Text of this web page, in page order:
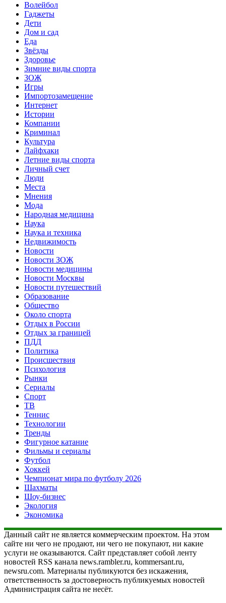
Волейбол
Гаджеты
Дети
Дом и сад
Еда
Звёзды
Здоровье
Зимние виды спорта
ЗОЖ
Игры
Импортозамещение
Интернет
Истории
Компании
Криминал
Культура
Лайфхаки
Летние виды спорта
Личный счет
Люди
Места
Мнения
Мода
Народная медицина
Наука
Наука и техника
Недвижимость
Новости
Новости ЗОЖ
Новости медицины
Новости Москвы
Новости путешествий
Образование
Общество
Около спорта
Отдых в России
Отдых за границей
ПДД
Политика
Происшествия
Психология
Рынки
Сериалы
Спорт
ТВ
Теннис
Технологии
Тренды
Фигурное катание
Фильмы и сериалы
Футбол
Хоккей
Чемпионат мира по футболу 2026
Шахматы
Шоу-бизнес
Экология
Экономика
Данный сайт не является коммерческим проектом. На этом
сайте ни чего не продают, ни чего не покупают, ни какие
услуги не оказываются. Сайт представляет собой ленту
новостей RSS канала news.rambler.ru, kommersant.ru,
newsru.com. Материалы публикуются без искажения,
ответственность за достоверность публикуемых новостей
Администрация сайта не несёт.